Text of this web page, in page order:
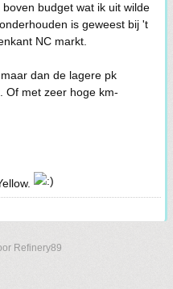
budget wat ik uit wilde
is geweest bij 't
NC markt.
dan de lagere pk
Of met zeer hoge km-
Refinery89